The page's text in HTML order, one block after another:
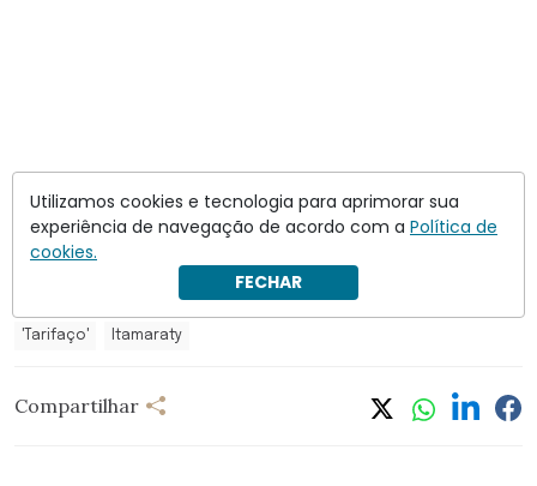
'Tarifaço' Itamaraty
Compartilhar
Utilizamos cookies e tecnologia para aprimorar sua
experiência de navegação de acordo com a Política de
cookies.
FECHAR